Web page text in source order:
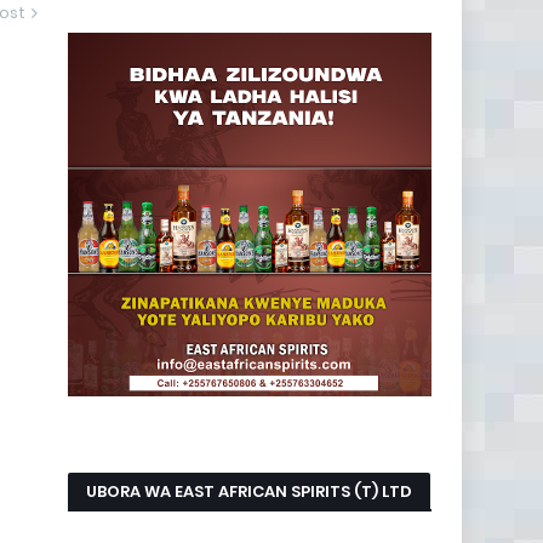
UBORA WA EAST AFRICAN SPIRITS (T) LTD